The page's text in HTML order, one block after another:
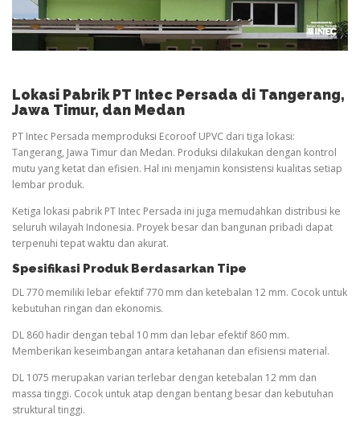
Lokasi Pabrik PT Intec Persada di Tangerang,
Jawa Timur, dan Medan
PT Intec Persada memproduksi Ecoroof UPVC dari tiga lokasi:
Tangerang, Jawa Timur dan Medan. Produksi dilakukan dengan kontrol
mutu yang ketat dan efisien. Hal ini menjamin konsistensi kualitas setiap
lembar produk.
Ketiga lokasi pabrik PT Intec Persada ini juga memudahkan distribusi ke
seluruh wilayah Indonesia. Proyek besar dan bangunan pribadi dapat
terpenuhi tepat waktu dan akurat.
Spesifikasi Produk Berdasarkan Tipe
DL 770 memiliki lebar efektif 770 mm dan ketebalan 12 mm. Cocok untuk
kebutuhan ringan dan ekonomis.
DL 860 hadir dengan tebal 10 mm dan lebar efektif 860 mm.
Memberikan keseimbangan antara ketahanan dan efisiensi material.
DL 1075 merupakan varian terlebar dengan ketebalan 12 mm dan
massa tinggi. Cocok untuk atap dengan bentang besar dan kebutuhan
struktural tinggi.